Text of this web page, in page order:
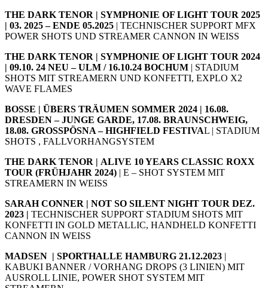
THE DARK TENOR | SYMPHONIE OF LIGHT TOUR 2025
| 03. 2025 – ENDE 05.2025 | TECHNISCHER SUPPORT MFX
POWER SHOTS UND STREAMER CANNON IN WEISS
THE DARK TENOR | SYMPHONIE OF LIGHT TOUR 2024
| 09.10. 24 NEU – ULM / 16.10.24 BOCHUM | STADIUM
SHOTS MIT STREAMERN UND KONFETTI, EXPLO X2
WAVE FLAMES
BOSSE | ÜBERS TRÄUMEN SOMMER 2024 | 16.08.
DRESDEN – JUNGE GARDE, 17.08. BRAUNSCHWEIG,
18.08. GROSSPÖSNA – HIGHFIELD FESTIVAL | STADIUM
SHOTS , FALLVORHANGSYSTEM
THE DARK TENOR | ALIVE 10 YEARS CLASSIC ROXX
TOUR (FRÜHJAHR 2024) | E – SHOT SYSTEM MIT
STREAMERN IN WEISS
SARAH CONNER | NOT SO SILENT NIGHT TOUR DEZ.
2023 | TECHNISCHER SUPPORT STADIUM SHOTS MIT
KONFETTI IN GOLD METALLIC, HANDHELD KONFETTI
CANNON IN WEISS
MADSEN | SPORTHALLE HAMBURG 21.12.2023 |
KABUKI BANNER / VORHANG DROPS (3 LINIEN) MIT
AUSROLL LINIE, POWER SHOT SYSTEM MIT